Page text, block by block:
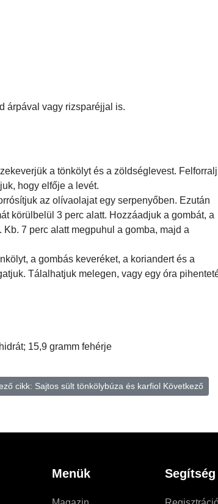
árpával vagy rizsparéjjal is.
a tönkölyt és a zöldséglevest.
hogy elfője a levét.
az olívaolajat egy serpenyőben. Ezután
körülbelül 3 perc alatt. Hozzáadjuk a gombát, a
7 perc alatt megpuhul a gomba, majd a
a gombás keveréket, a koriandert és a
Tálalhatjuk melegen, vagy egy óra
15,9 gramm fehérje
cikk: Sajtos sült tönkölybúza és karfiol Következő
Menük Segítség